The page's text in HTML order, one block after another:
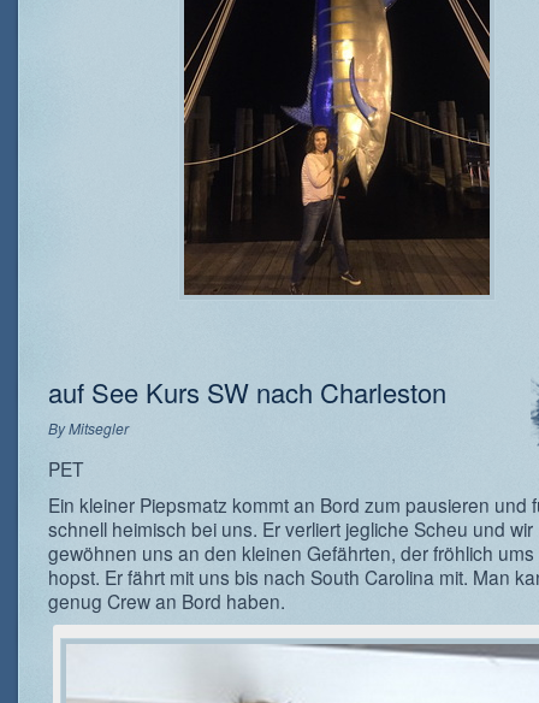
auf See Kurs SW nach Charleston
ByMitsegler
PET
Ein kleiner Piepsmatz kommt an Bord zum pausieren und
schnell heimisch bei uns. Er verliert jegliche Scheu und wir
gewöhnen uns an den kleinen Gefährten, der fröhlich ums
hopst. Er fährt mit uns bis nach South Carolina mit. Man
genug Crew an Bord haben.